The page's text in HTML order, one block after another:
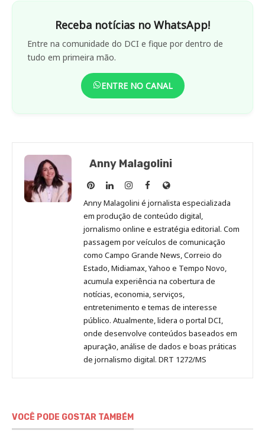
Receba notícias no WhatsApp!
Entre na comunidade do DCI e fique por dentro de
tudo em primeira mão.
ENTRE NO CANAL
Anny Malagolini
Anny
Malagolini
no
Pinterest
Anny
Malagolini
no
LinkedIn
Anny
Malagolini
no
Instagram
Anny
Malagolini
no
Facebook
Site
de
Anny
Malagolini
Anny Malagolini é jornalista especializada
em produção de conteúdo digital,
jornalismo online e estratégia editorial. Com
passagem por veículos de comunicação
como Campo Grande News, Correio do
Estado, Midiamax, Yahoo e Tempo Novo,
acumula experiência na cobertura de
notícias, economia, serviços,
entretenimento e temas de interesse
público. Atualmente, lidera o portal DCI,
onde desenvolve conteúdos baseados em
apuração, análise de dados e boas práticas
de jornalismo digital. DRT 1272/MS
VOCÊ PODE GOSTAR TAMBÉM